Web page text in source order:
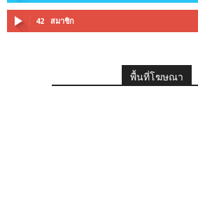
42 สมาชิก
พื้นที่โฆษณา